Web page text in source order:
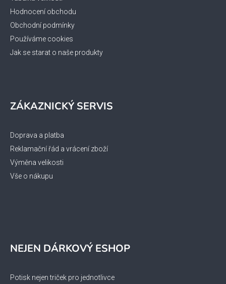
Hodnocení obchodu
Obchodní podmínky
Používáme cookies
Jak se starat o naše produkty
ZÁKAZNICKÝ SERVIS
Doprava a platba
Reklamační řád a vrácení zboží
Výměna velikosti
Vše o nákupu
NEJEN DÁRKOVÝ ESHOP
Potisk nejen triček pro jednotlivce